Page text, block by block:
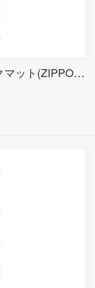
Black Matte Color Image / ブラックマット(ZIPPO LOGO)